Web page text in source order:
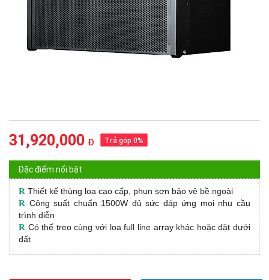
31,920,000 Đ Trả góp 0%
Đặc điểm nổi bật
R Thiết kế thùng loa cao cấp, phun sơn bảo vệ bề ngoài
R Công suất chuẩn 1500W đủ sức đáp ứng mọi nhu cầu
trình diễn
R Có thế treo cùng với loa full line array khác hoặc đặt dưới
đất